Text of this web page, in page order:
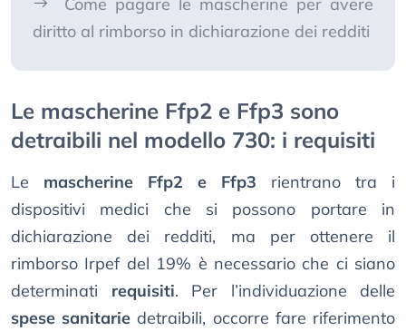
Come pagare le mascherine per avere
diritto al rimborso in dichiarazione dei redditi
Le mascherine Ffp2 e Ffp3 sono
detraibili nel modello 730: i requisiti
Le mascherine Ffp2 e Ffp3 rientrano tra i
dispositivi medici che si possono portare in
dichiarazione dei redditi, ma per ottenere il
rimborso Irpef del 19% è necessario che ci siano
determinati requisiti. Per l’individuazione delle
spese sanitarie detraibili, occorre fare riferimento